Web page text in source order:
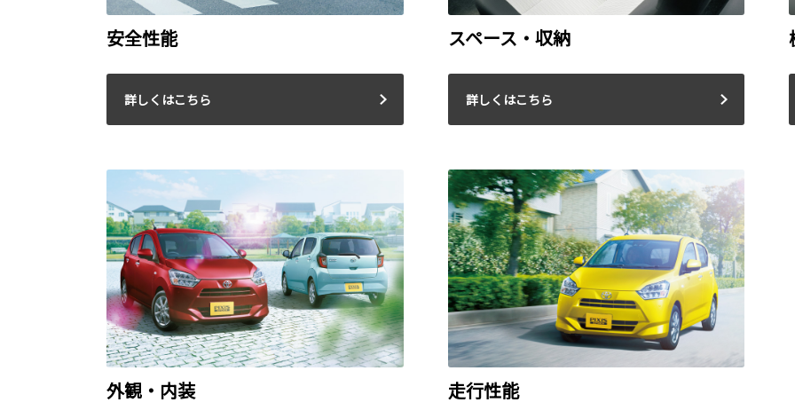
安全性能
詳しくはこちら
スペース・収納
詳しくはこちら
外観・内装 走行性能